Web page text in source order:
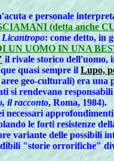
e personale
(detta anche
Licantropo: come detto, in
UN UOMO IN UNA
il rivale storico dell'uomo,
quasi sempre ilLupo,
geo-culturali) era una
si rendevano
il racconto, Roma, 1984).
necessari
le forti resistenze
variante delle possibili
"storie orrorifiche"